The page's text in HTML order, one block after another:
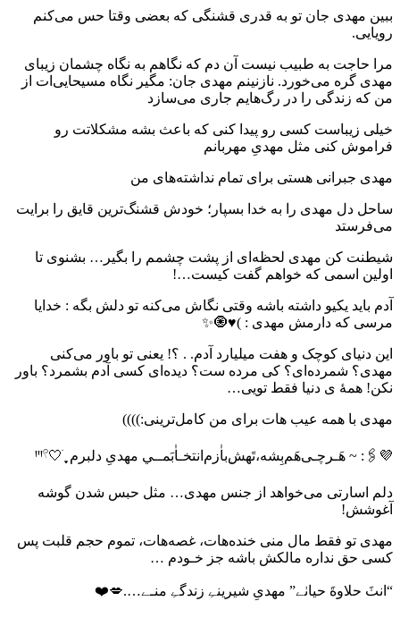
ببین مهدی جان تو به قدری قشنگی که بعضی وقتا حس می‌کنم
رویایی.️
مرا حاجت به طبیب نیست آن دم که نگاهم به نگاه چشمان زیبای
مهدی گره می‌خورد. نازنینم مهدی جان: مگیر نگاه مسیحایی‌ات از
من که زندگی را در رگ‌هایم جاری می‌سازد
خیلى زیباست کسى رو پیدا کنى که باعث بشه مشکلاتت رو
فراموش کنى مثل مهدیِ مهربانم
مهدی جبرانی هستی برای تمام نداشته‌های من ‌‌‌‌‌‌‌‌‌‌‌‌‌‌‌‌‌‌‌‌‌‌‌‌‌‌‌‌‌‌‌‌‌‌‌‌‌‌‌‌‌‌‌‌‌‌‌‌‌‌‌‌‌‌‌‌‌‌‌‌‌‌‌‌‌‌‌‌‌‌‌‌‌‌‌‌‌‌‌
ساحل دل مهدی را به خدا بسپار؛ خودش قشنگ‌ترین قایق را برایت
می‌فرستد
شیطنت کن مهدی لحظه‌ای از پشت چشمم را بگیر… بشنوی تا
اولین اسمی که خواهم گفت کیست…!
آدم باید یکیو داشته باشه وقتی نگاش می‌کنه تو دلش بگه : خدایا
مرسی که دارمش مهدی : )♥️🧿✨
این دنیای کوچک و هفت میلیارد آدم. . ؟! یعنی تو باور می‌کنی
مهدی؟ شمرده‌ای؟ کی مرده ست؟ دیده‌ای کسی آدم بشمرد؟ باور
نکن! همهٔ ی دنیا فقط تویی…
مهدی با همه عیب هات برای من کامل‌ترینی:))))️
💜🖇️: ~‏ هَـرچـی‌هَم‌بِشه،تَهش‌ٖباٰزم‌انتخـاٰبَمــي مهدیِ دلبرم ֶָ֢ ׁ🤍ꞋꞌꞋ𓍢 ‌‌️
دلم اسارتی می‌خواهد از جنس مهدی… مثل حبس شدن گوشه
آغوشش!
مهدی تو فقط مال منی خنده‌هات، غصه‌هات، تموم حجم قلبت پس
کسی حق نداره مالکش باشه جز خـودم … ‍‌‌‎‎‌‌‍‌‌‎‎‍‌‌‎‎‌‌‍‌‌‎‌‎‍‌‌‎‎‌‌‍‌‌‎‎‍‌‌‎‌‌‎‌‍‌‌‎‎‌‌‍‌‌‎‎‍‌‌‎‎‌‌‍‌‌‎‌‎‍‌‌‎‎‌‌‍‌‌‎‎‍‎‌‍‌‌‎‎‌‌‍‌‌‎‎‍‌‌‎‎‌‌‍‌‌‎‌‎‍‌‌‎‎‌‌‍‌‌‎‎‍‌‌‎‌‌‎‌‍‌‌‎‎‌‌‍‌‌‎‎‍‌‌‎‎‌‌‍‌‌‎‌‎‍‌‌‎‎‌‌‍‌‌‎‎‍‎‌ ‌️
“انٺَ حلاوةَ حیاٺے” مهدیِ شیرینےِ زندگےِ منـے….💋❤️